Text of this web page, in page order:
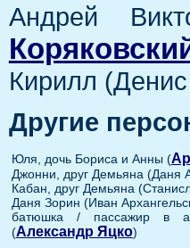
Андрей
Кирилл
Другие
Юля, дочь Бориса и Анны (
Джонни, друг Демьяна (Даня
Кабан, друг Демьяна
Даня Зорин (Иван
батюшка / пассажир в
(Александр Яцко)